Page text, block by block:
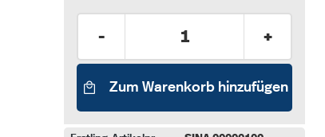
Produkt Anzahl: Gib den
- +
Zum Warenkorb hinzufügen